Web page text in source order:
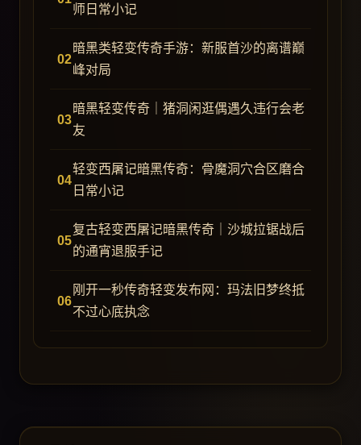
师日常小记
暗黑类轻变传奇手游：新服首沙的离谱巅
峰对局
暗黑轻变传奇｜猪洞闲逛偶遇久违行会老
友
轻变西屠记暗黑传奇：骨魔洞穴合区磨合
日常小记
复古轻变西屠记暗黑传奇｜沙城拉锯战后
的通宵退服手记
刚开一秒传奇轻变发布网：玛法旧梦终抵
不过心底执念